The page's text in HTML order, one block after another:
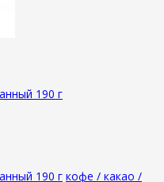
190 г
190 г кофе / какао /